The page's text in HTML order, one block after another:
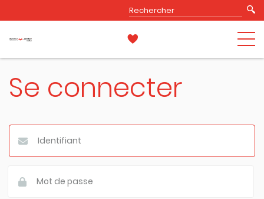
Se connecter